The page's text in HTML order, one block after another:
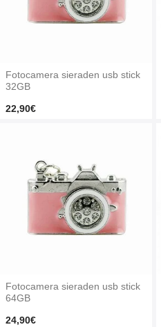
Fotocamera sieraden usb stick
32GB
22,90€
Fotocamera sieraden usb stick
64GB
24,90€